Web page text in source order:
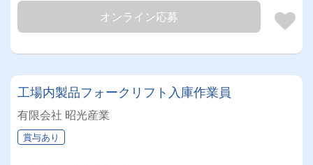
オンライン応募
工場内製品フォークリフト入庫作業員
有限会社 昭光産業
賞与あり